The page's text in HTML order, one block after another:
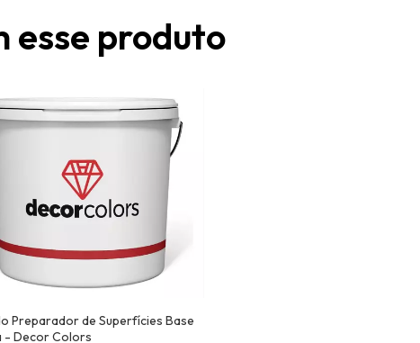
esse produto
Preparador de Superfícies Base
- Decor Colors